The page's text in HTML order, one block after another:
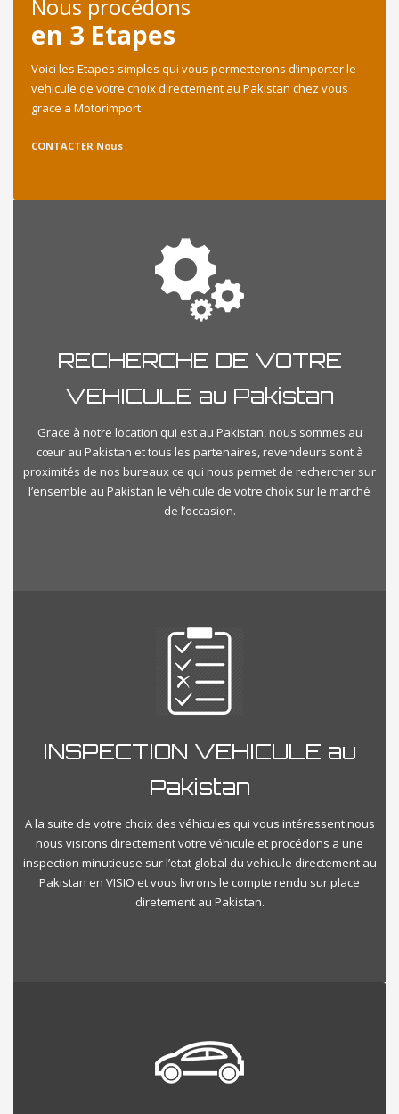
Nous procédons
en 3 Etapes
Voici les Etapes simples qui vous permetterons d’importer le
vehicule de votre choix directement au Pakistan chez vous
grace a Motorimport
CONTACTER Nous
RECHERCHE DE VOTRE
VEHICULE au Pakistan
Grace à notre location qui est au Pakistan, nous sommes au
cœur au Pakistan et tous les partenaires, revendeurs sont à
proximités de nos bureaux ce qui nous permet de rechercher sur
l’ensemble au Pakistan le véhicule de votre choix sur le marché
de l’occasion.
INSPECTION VEHICULE au
Pakistan
A la suite de votre choix des véhicules qui vous intéressent nous
nous visitons directement votre véhicule et procédons a une
inspection minutieuse sur l’etat global du vehicule directement au
Pakistan en VISIO et vous livrons le compte rendu sur place
diretement au Pakistan.